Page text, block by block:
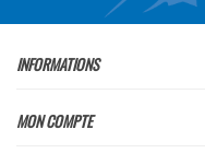
INFORMATIONS
MON COMPTE